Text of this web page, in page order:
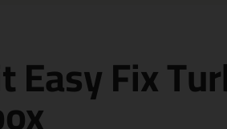
Easy Fix